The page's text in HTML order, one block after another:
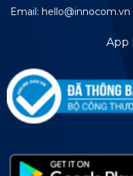
Email: hello@innocom.vn
App